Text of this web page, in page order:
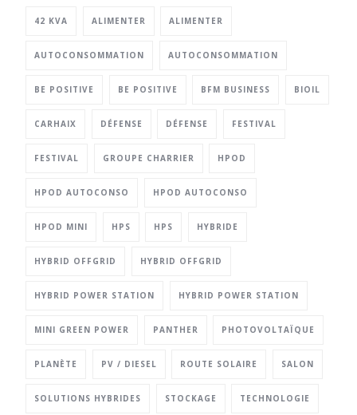
42 KVA ALIMENTER ALIMENTER
AUTOCONSOMMATION AUTOCONSOMMATION
BE POSITIVE BE POSITIVE BFM BUSINESS BIOIL
CARHAIX DÉFENSE DÉFENSE FESTIVAL
FESTIVAL GROUPE CHARRIER HPOD
HPOD AUTOCONSO HPOD AUTOCONSO
HPOD MINI HPS HPS HYBRIDE
HYBRID OFFGRID HYBRID OFFGRID
HYBRID POWER STATION HYBRID POWER STATION
MINI GREEN POWER PANTHER PHOTOVOLTAÏQUE
PLANÈTE PV / DIESEL ROUTE SOLAIRE SALON
SOLUTIONS HYBRIDES STOCKAGE TECHNOLOGIE